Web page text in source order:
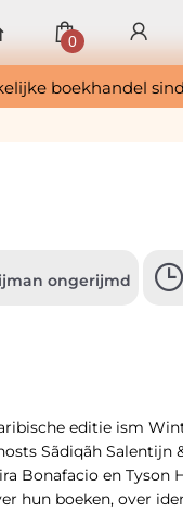
boekhandel
0
ongerijmd
editie ism
Sãdiqãh Salentijn
Bonafacio en Tyson
hun boeken, over